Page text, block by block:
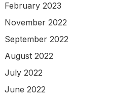
February 2023
November 2022
September 2022
August 2022
July 2022
June 2022